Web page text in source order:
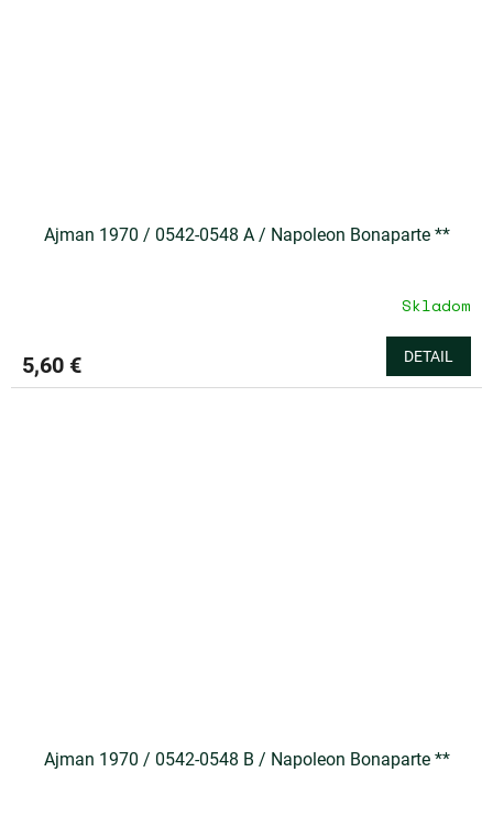
Ajman 1970 / 0542-0548 A / Napoleon Bonaparte **
Skladom
5,60 € DETAIL
Ajman 1970 / 0542-0548 B / Napoleon Bonaparte **